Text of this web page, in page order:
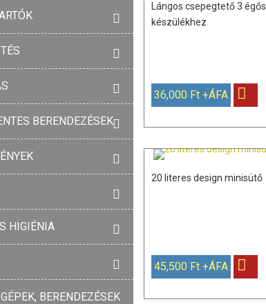
BERENDEZÉSEK
HIGIÉNIA
BERENDEZÉSEK
Lángos csepegtető 3 égős
készülékhez
36,000 Ft +ÁFA
20 literes design minisütő
45,500 Ft +ÁFA